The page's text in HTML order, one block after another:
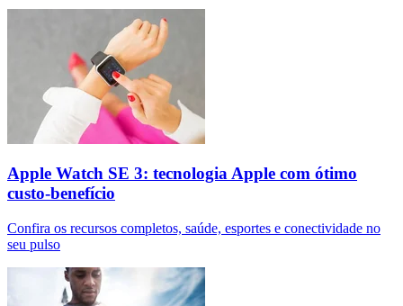
Apple Watch SE 3: tecnologia Apple com ótimo
custo-benefício
Confira os recursos completos, saúde, esportes e conectividade no
seu pulso